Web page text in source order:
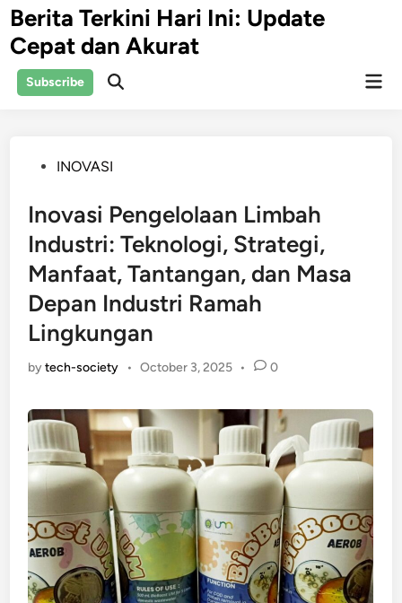
Skip
to
content
Berita Terkini Hari Ini: Update
Cepat dan Akurat
Subscribe
Open
PostedINOVASI
Inovasi Pengelolaan Limbah
Industri: Teknologi, Strategi,
Manfaat, Tantangan, dan Masa
Depan Industri Ramah
Lingkungan
bytech-society • October 3, 2025 • 0